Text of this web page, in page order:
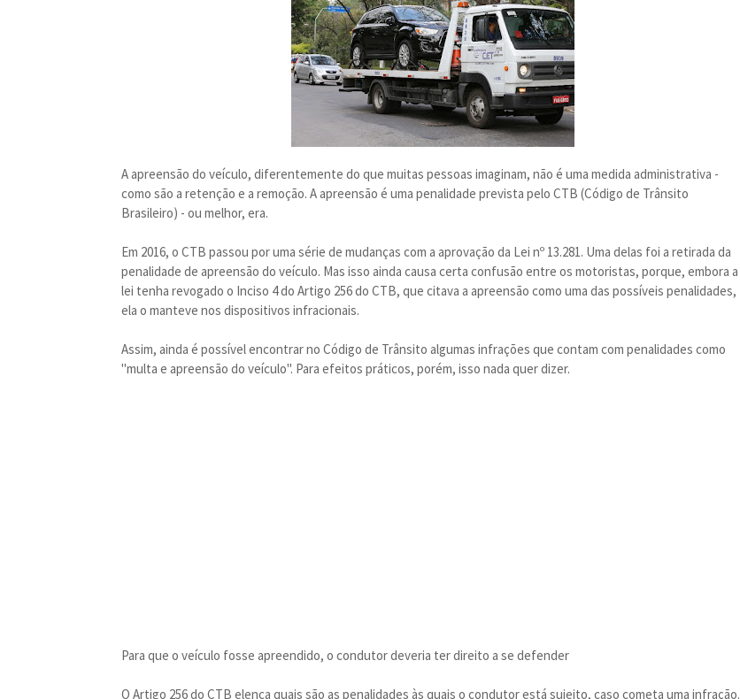
A apreensão do veículo, diferentemente do que muitas pessoas imaginam, não é uma medida administrativa -
como são a retenção e a remoção. A apreensão é uma penalidade prevista pelo CTB (Código de Trânsito
Brasileiro) - ou melhor, era.
Em 2016, o CTB passou por uma série de mudanças com a aprovação da Lei nº 13.281. Uma delas foi a retirada da
penalidade de apreensão do veículo. Mas isso ainda causa certa confusão entre os motoristas, porque, embora a
lei tenha revogado o Inciso 4 do Artigo 256 do CTB, que citava a apreensão como uma das possíveis penalidades,
ela o manteve nos dispositivos infracionais.
Assim, ainda é possível encontrar no Código de Trânsito algumas infrações que contam com penalidades como
"multa e apreensão do veículo". Para efeitos práticos, porém, isso nada quer dizer.
Para que o veículo fosse apreendido, o condutor deveria ter direito a se defender
O Artigo 256 do CTB elenca quais são as penalidades às quais o condutor está sujeito, caso cometa uma infração.